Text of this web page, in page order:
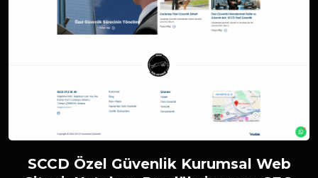
SCCD Özel Güvenlik Kurumsal Web